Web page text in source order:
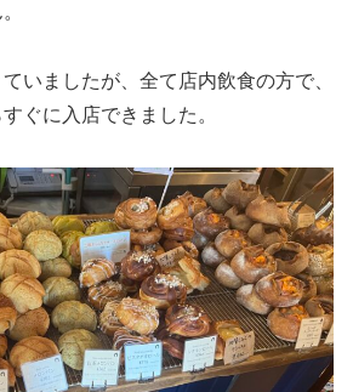
いましたが、全て店内飲食の方で、
ぐに入店できました。